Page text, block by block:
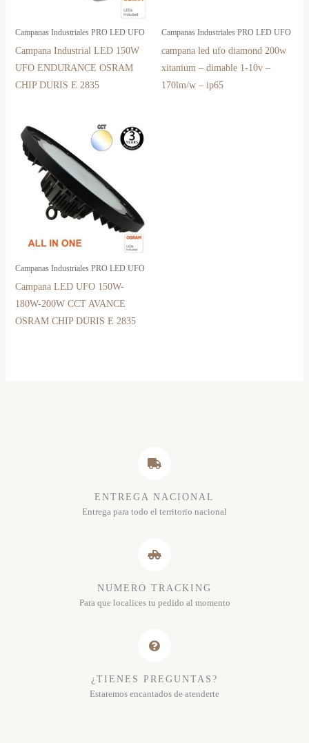
Campanas Industriales PRO LED UFO
Campana Industrial LED 150W
UFO ENDURANCE OSRAM
CHIP DURIS E 2835
Campanas Industriales PRO LED UFO
campana led ufo diamond 200w
xitanium – dimable 1-10v –
170lm/w – ip65
Campanas Industriales PRO LED UFO
Campana LED UFO 150W-
180W-200W CCT AVANCE
OSRAM CHIP DURIS E 2835
ENTREGA NACIONAL
Entrega para todo el territorio nacional
NUMERO TRACKING
Para que localices tu pedido al momento
¿TIENES PREGUNTAS?
Estaremos encantados de atenderte